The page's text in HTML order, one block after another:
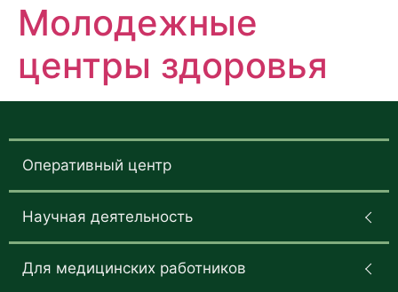
Молодежные
центры здоровья
Оперативный центр
Научная деятельность
Для медицинских работников